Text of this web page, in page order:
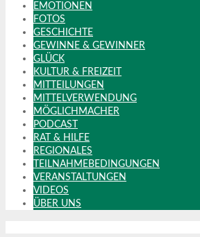
EMOTIONEN
FOTOS
GESCHICHTE
GEWINNE & GEWINNER
GLÜCK
KULTUR & FREIZEIT
MITTEILUNGEN
MITTELVERWENDUNG
MÖGLICHMACHER
PODCAST
RAT & HILFE
REGIONALES
TEILNAHMEBEDINGUNGEN
VERANSTALTUNGEN
VIDEOS
ÜBER UNS